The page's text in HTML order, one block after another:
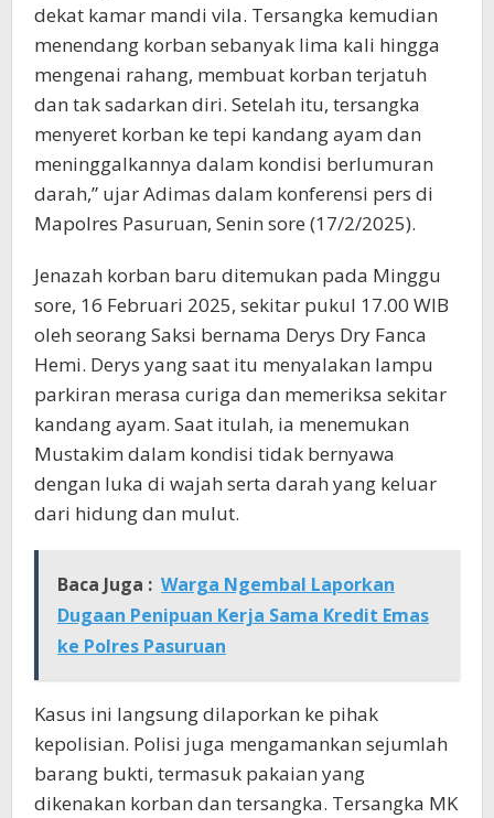
dekat kamar mandi vila. Tersangka kemudian
menendang korban sebanyak lima kali hingga
mengenai rahang, membuat korban terjatuh
dan tak sadarkan diri. Setelah itu, tersangka
menyeret korban ke tepi kandang ayam dan
meninggalkannya dalam kondisi berlumuran
darah,” ujar Adimas dalam konferensi pers di
Mapolres Pasuruan, Senin sore (17/2/2025).
Jenazah korban baru ditemukan pada Minggu
sore, 16 Februari 2025, sekitar pukul 17.00 WIB
oleh seorang Saksi bernama Derys Dry Fanca
Hemi. Derys yang saat itu menyalakan lampu
parkiran merasa curiga dan memeriksa sekitar
kandang ayam. Saat itulah, ia menemukan
Mustakim dalam kondisi tidak bernyawa
dengan luka di wajah serta darah yang keluar
dari hidung dan mulut.
Baca Juga : Warga Ngembal Laporkan
Dugaan Penipuan Kerja Sama Kredit Emas
ke Polres Pasuruan
Kasus ini langsung dilaporkan ke pihak
kepolisian. Polisi juga mengamankan sejumlah
barang bukti, termasuk pakaian yang
dikenakan korban dan tersangka. Tersangka MK